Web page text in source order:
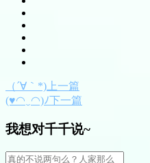
（´∀｀*)上一篇
(♥◠‿◠)ﾉ下一篇
我想对千千说~